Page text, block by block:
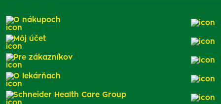
O nákupoch
Môj účet
Pre zákazníkov
O lekárňach
Schneider Health Care Group